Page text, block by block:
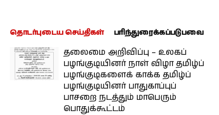
தொடர்புடைய செய்திகள் பரிந்துரைக்கப்படுபவை
தலைமை அறிவிப்பு – உலகப்
பழங்குடியினர் நாள் விழா தமிழ்ப்
பழங்குடிகளைக் காக்க தமிழ்ப்
பழங்குடியினர் பாதுகாப்புப்
பாசறை நடத்தும் மாபெரும்
பொதுக்கூட்டம்